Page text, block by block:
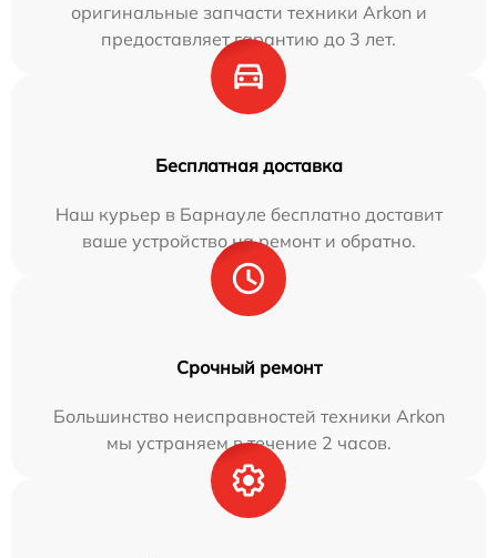
оригинальные запчасти техники Arkon и
предоставляет гарантию до 3 лет.
Бесплатная доставка
Наш курьер в Барнауле бесплатно доставит
ваше устройство на ремонт и обратно.
Срочный ремонт
Большинство неисправностей техники Arkon
мы устраняем в течение 2 часов.